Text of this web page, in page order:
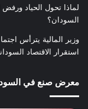
لماذا تحول الحياد
السودان؟
وزير المالية يترأس
استقرار الاقتصاد
معرض صنع في